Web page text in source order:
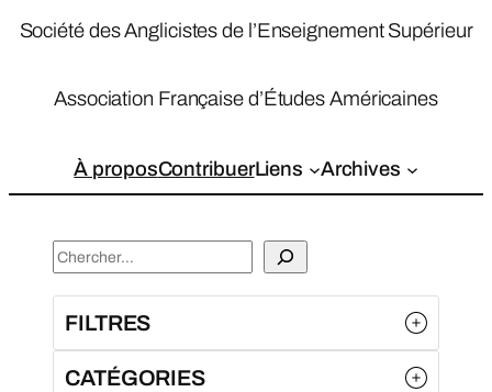
Société des Anglicistes de l’Enseignement Supérieur
Association Française d’Études Américaines
À proposContribuerLiens Archives
S
e
FILTRES
CATÉGORIES